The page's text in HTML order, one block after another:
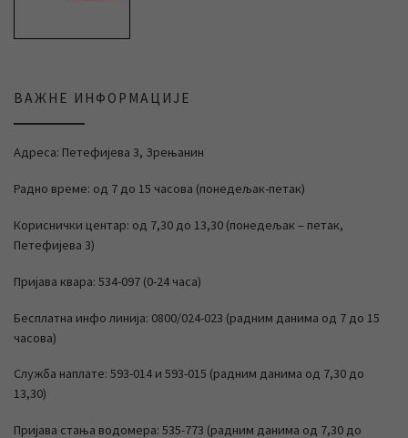
ВАЖНЕ ИНФОРМАЦИЈЕ
Адреса: Петефијева 3, Зрењанин
Радно време: од 7 до 15 часова (понедељак-петак)
Кориснички центар: од 7,30 до 13,30 (понедељак – петак,
Петефијева 3)
Пријава квара: 534-097 (0-24 часа)
Бесплатна инфо линија: 0800/024-023 (радним данима од 7 до 15
часова)
Служба наплате: 593-014 и 593-015 (радним данима од 7,30 до
13,30)
Пријава стања водомера: 535-773 (радним данима од 7,30 до